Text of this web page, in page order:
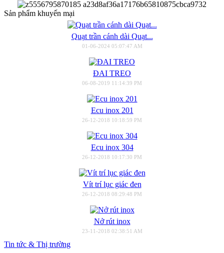
Sản phẩm khuyến mại
Quạt trần cánh dài Quạt...
01-06-2024 05:07:47 AM
ĐAI TREO
06-08-2019 11:14:39 PM
Ecu inox 201
26-12-2018 10:18:59 PM
Ecu inox 304
26-12-2018 10:17:30 PM
Vít trí lục giác đen
26-12-2018 08:29:48 PM
Nở rút inox
23-11-2018 02:38:51 AM
Tin tức & Thị trường